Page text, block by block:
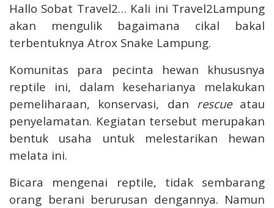
Hallo Sobat Travel2… Kali ini Travel2Lampung
akan mengulik bagaimana cikal bakal
terbentuknya Atrox Snake Lampung.
Komunitas para pecinta hewan khususnya
reptile ini, dalam keseharianya melakukan
pemeliharaan, konservasi, dan rescueatau
penyelamatan. Kegiatan tersebut merupakan
bentuk usaha untuk melestarikan hewan
melata ini.
Bicara mengenai reptile, tidak sembarang
orang berani berurusan dengannya. Namun